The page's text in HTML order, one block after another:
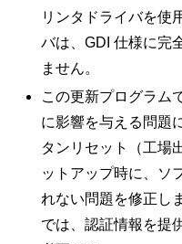
リンタドライバを使
バは、GDI 仕様に完
ません。
この更新プログラム
に影響を与える問題
タンリセット（工場
ットアップ時に、ソ
れない問題を修正し
では、認証情報を提